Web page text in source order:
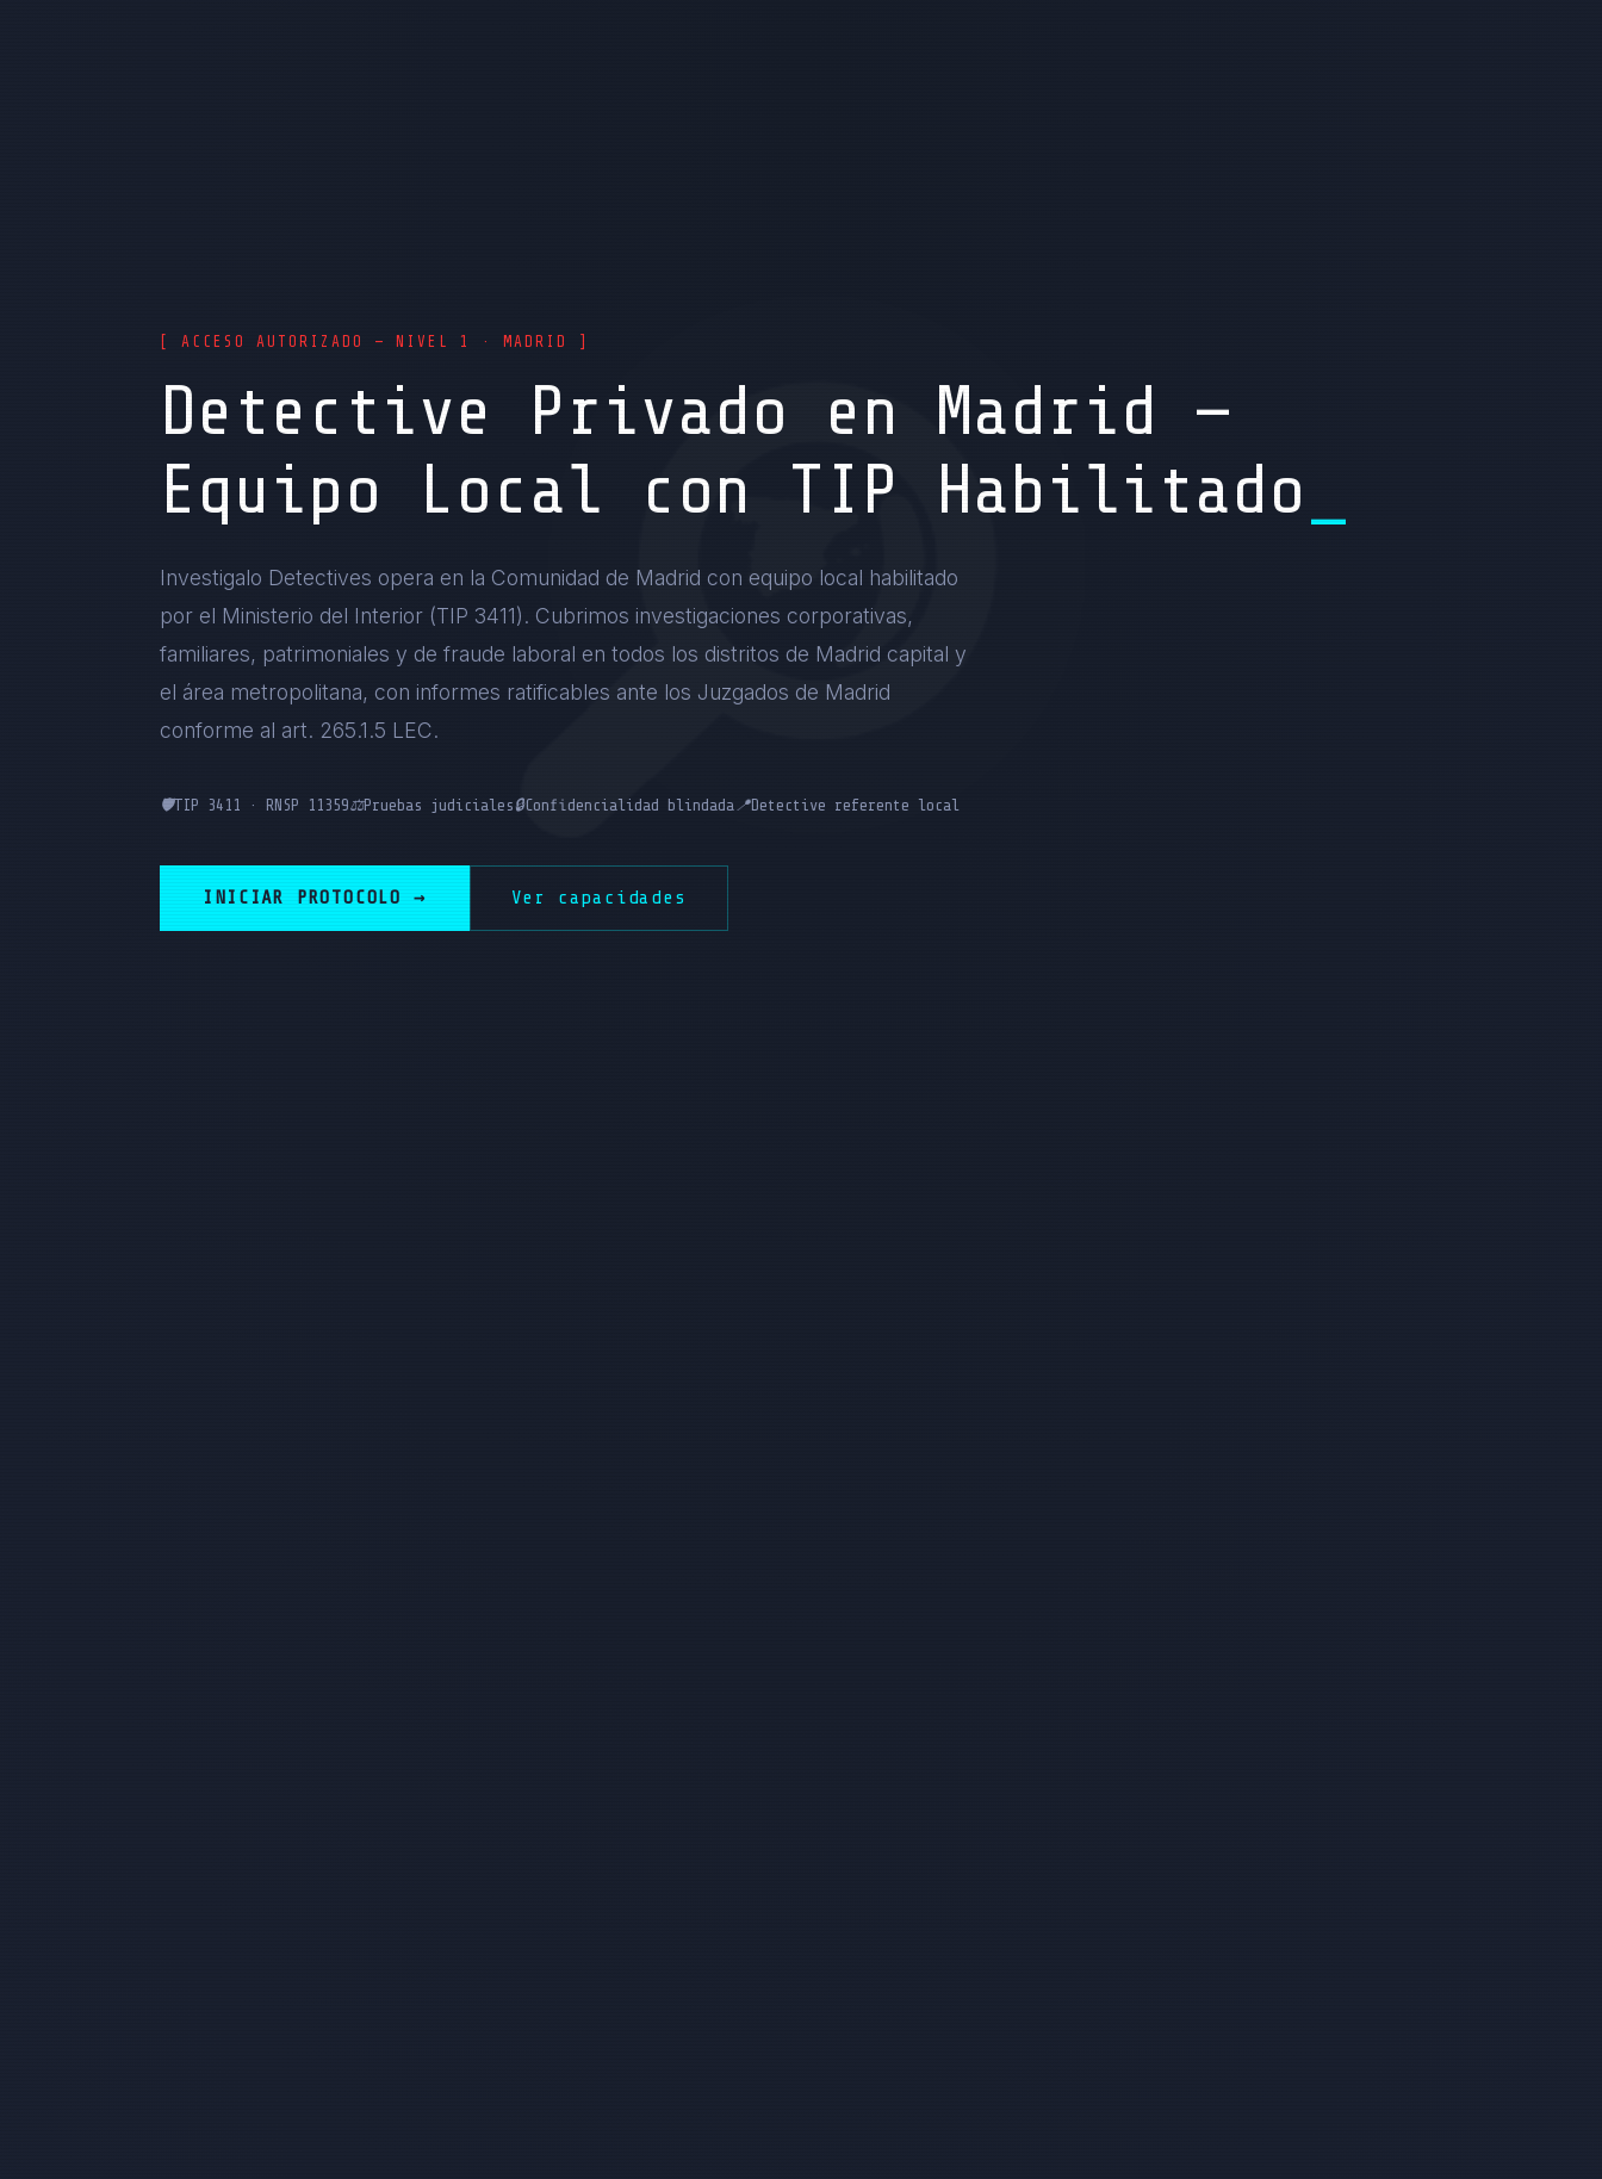
[ ACCESO AUTORIZADO — NIVEL 1 · MADRID ]
Detective Privado en Madrid —
Equipo Local con TIP Habilitado
Investigalo Detectives opera en la Comunidad de Madrid con equipo local habilitado
por el Ministerio del Interior (TIP 3411). Cubrimos investigaciones corporativas,
familiares, patrimoniales y de fraude laboral en todos los distritos de Madrid capital y
el área metropolitana, con informes ratificables ante los Juzgados de Madrid
conforme al art. 265.1.5 LEC.
🛡️TIP 3411 · RNSP 11359⚖️Pruebas judiciales 🔒Confidencialidad blindada📍Detective referente local
INICIAR PROTOCOLO → Ver capacidades